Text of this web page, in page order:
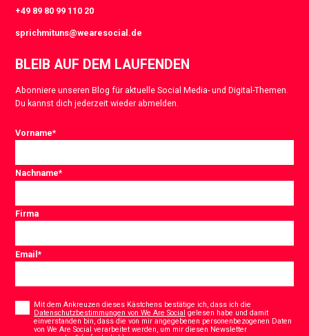
+49 89 80 99 110 20
sprichmituns@wearesocial.de
BLEIB AUF DEM LAUFENDEN
Abonniere unseren Blog für aktuelle Social Media- und Digital-Themen.
Du kannst dich jederzeit wieder abmelden.
Vorname*
Nachname*
Firma
Email*
Mit dem Ankreuzen dieses Kästchens bestätige ich, dass ich die
Datenschutzbestimmungen von We Are Social gelesen habe und damit
einverstanden bin, dass die von mir angegebenen personenbezogenen Daten
von We Are Social verarbeitet werden, um mir diesen Newsletter